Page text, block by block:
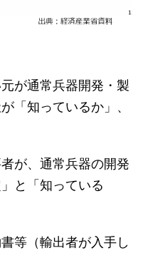
が通常兵器開発・製
「知っているか」、
が、通常兵器の開発
と「知っている
等（輸出者が入手し